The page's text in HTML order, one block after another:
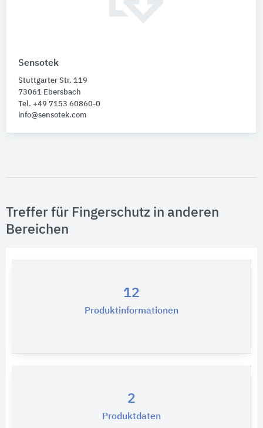
Sensotek
Stuttgarter Str. 119
73061 Ebersbach
Tel. +49 7153 60860-0
info@sensotek.com
Treffer für Fingerschutz in anderen
Bereichen
12
Produktinformationen
2
Produktdaten